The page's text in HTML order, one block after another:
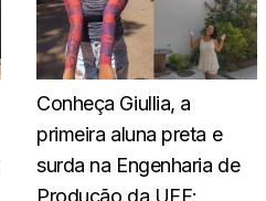
Conheça Giullia, a
primeira aluna preta e
surda na Engenharia de
Produção da UFF: